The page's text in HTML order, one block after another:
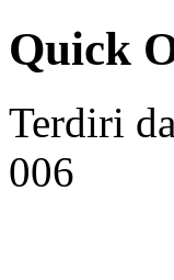
Quick
Terdiri
006